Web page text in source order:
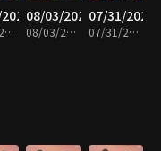
08/04/2026 • 30분
08/03/2026
08/03/2026 • 30분
07/31/2026
07/31/2026 • 30분